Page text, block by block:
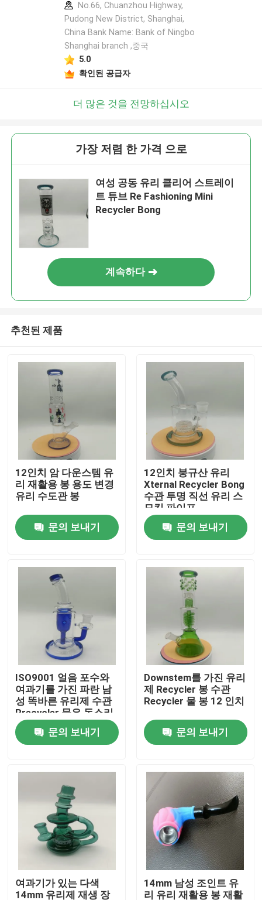
제품 소개
글라스 봉 폭죽
유리물봉
실리콘 유리 봉
석영 폭죽 네일
스모킹 글래스봉
유리 소량 굴착 장치
No.66, Chuanzhou Highway,
Pudong New District, Shanghai,
China Bank Name: Bank of Ningbo
Shanghai branch ,중국
5.0
확인된 공급자
더 많은 것을 전망하십시오
가장 저렴 한 가격 으로
여성 공동 유리 클리어 스트레이
트 튜브 Re Fashioning Mini
Recycler Bong
계속하다
추천된 제품
12인치 암 다운스템 유
리 재활용 봉 용도 변경
유리 수도관 봉
문의 보내기
12인치 붕규산 유리
Xternal Recycler Bong
수관 투명 직선 유리 스
모킹 파이프
문의 보내기
ISO9001 얼음 포수와
여과기를 가진 파란 남
성 똑바른 유리제 수관
Rrecycler 물은 동소리
를 냅니다
문의 보내기
Downstem를 가진 유리
제 Recycler 봉 수관
Recycler 물 봉 12 인치
문의 보내기
여과기가 있는 다색
14mm 유리제 재생 장
14mm 남성 조인트 유
리 유리 재활용 봉 재활